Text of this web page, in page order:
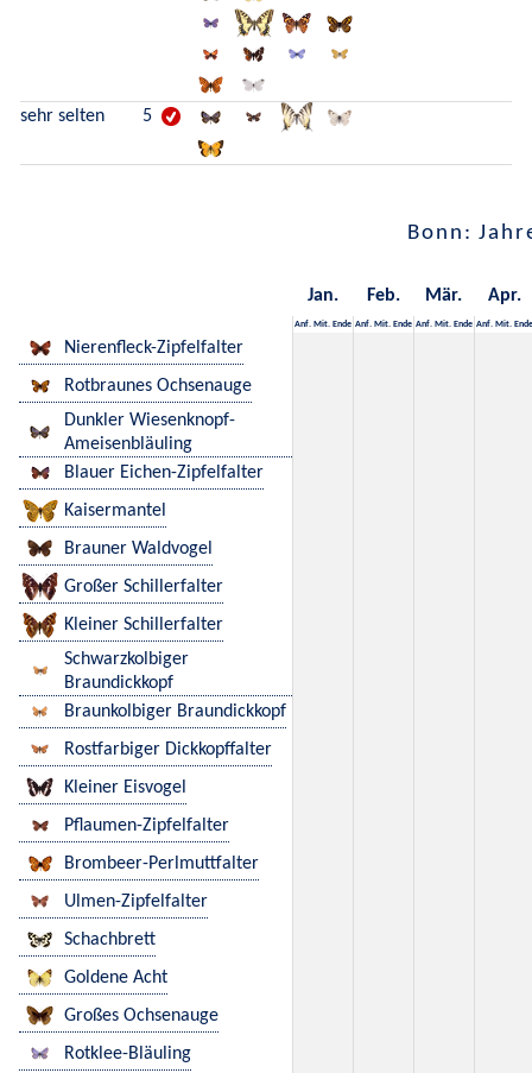
sehr selten 5
Bonn:
Jan. Feb. Mär. Apr.
Anf. Mit. Ende Anf. Mit. Ende Anf. Mit. Ende Anf. Mit. Ende
Nierenfleck-Zipfelfalter
Rotbraunes Ochsenauge
Dunkler Wiesenknopf-
Ameisenbläuling
Blauer Eichen-Zipfelfalter
Kaisermantel
Brauner Waldvogel
Großer Schillerfalter
Kleiner Schillerfalter
Schwarzkolbiger
Braundickkopf
Braunkolbiger Braundickkopf
Rostfarbiger Dickkopffalter
Kleiner Eisvogel
Pflaumen-Zipfelfalter
Brombeer-Perlmuttfalter
Ulmen-Zipfelfalter
Schachbrett
Goldene Acht
Großes Ochsenauge
Rotklee-Bläuling